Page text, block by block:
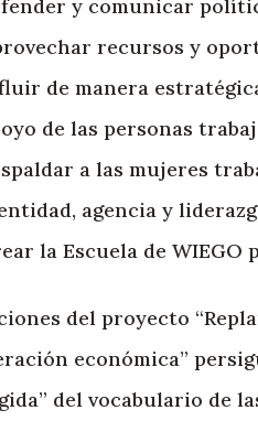
y comunicar
recursos y
de manera
de las personas
a las mujeres
agencia y
la Escuela de WIEGO
del proyecto
económica”
del vocabulario de